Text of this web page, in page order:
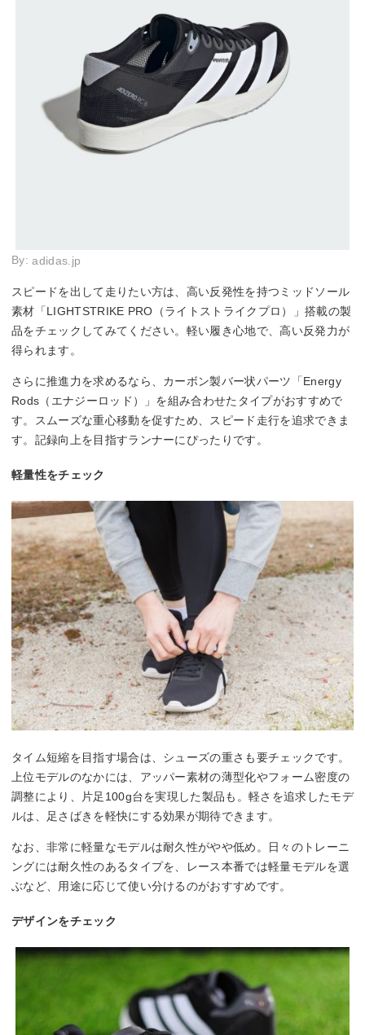
By:adidas.jp
スピードを出して走りたい方は、高い反発性を持つミッドソール
素材「LIGHTSTRIKE PRO（ライトストライクプロ）」搭載の製
品をチェックしてみてください。軽い履き心地で、高い反発力が
得られます。
さらに推進力を求めるなら、カーボン製バー状パーツ「Energy
Rods（エナジーロッド）」を組み合わせたタイプがおすすめで
す。スムーズな重心移動を促すため、スピード走行を追求できま
す。記録向上を目指すランナーにぴったりです。
軽量性をチェック
タイム短縮を目指す場合は、シューズの重さも要チェックです。
上位モデルのなかには、アッパー素材の薄型化やフォーム密度の
調整により、片足100g台を実現した製品も。軽さを追求したモデ
ルは、足さばきを軽快にする効果が期待できます。
なお、非常に軽量なモデルは耐久性がやや低め。日々のトレーニ
ングには耐久性のあるタイプを、レース本番では軽量モデルを選
ぶなど、用途に応じて使い分けるのがおすすめです。
デザインをチェック